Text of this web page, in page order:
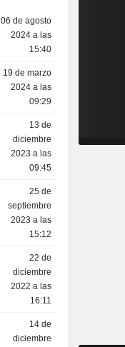
06 de agosto
2024 a las
15:40
19 de marzo
2024 a las
09:29
13 de
diciembre
2023 a las
09:45
25 de
septiembre
2023 a las
15:12
22 de
diciembre
2022 a las
16:11
14 de
diciembre